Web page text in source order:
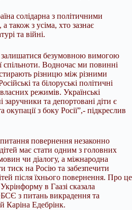
солідарна з політичними
а також з усіма, хто зазнає
та війні.
залишатися безумовною вимогою
спільноти. Водночас ми повинні
різницю між різними
та білоруські політичні
режимів. Українські
заручники та депортовані діти є
окупації з боку Росії”,- підкреслив
повернення незаконно
має стати одним з головних
чи діалогу, а міжнародна
тиск на Росію та забезпечити
після їхнього повернення. Про це
в Гаазі сказала
з питань викрадення та
Каріна Едебрінк.